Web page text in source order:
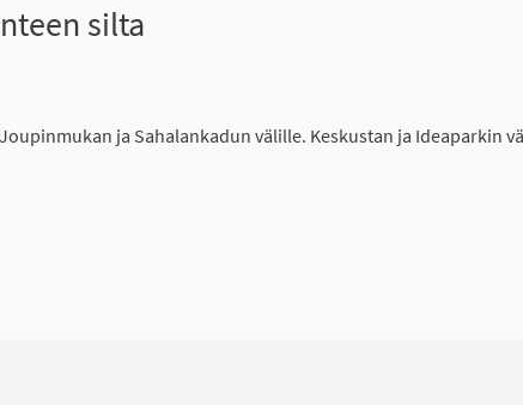
silta
ja Sahalankadun välille. Keskustan ja Ideaparkin